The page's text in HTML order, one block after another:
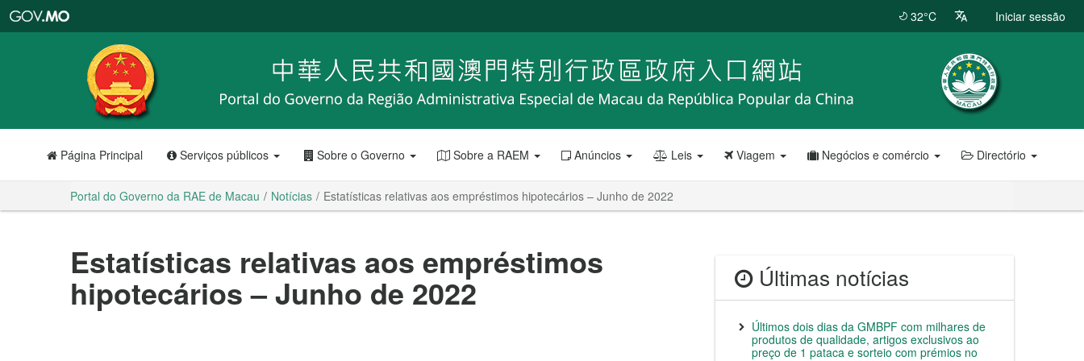
RAE
de
Macau
32°C Iniciar sessão
Página Principal Serviços públicos Sobre o Governo Sobre a RAEM Anúncios Leis Viagem Negócios e comércio Directório
Portal do Governo da RAE de Macau Notícias Estatísticas relativas aos empréstimos hipotecários – Junho de 2022
Estatísticas relativas aos empréstimos
hipotecários – Junho de 2022 Últimas notícias
Últimos dois dias da GMBPF com milhares de
produtos de qualidade, artigos exclusivos ao
preço de 1 pataca e sorteio com prémios no